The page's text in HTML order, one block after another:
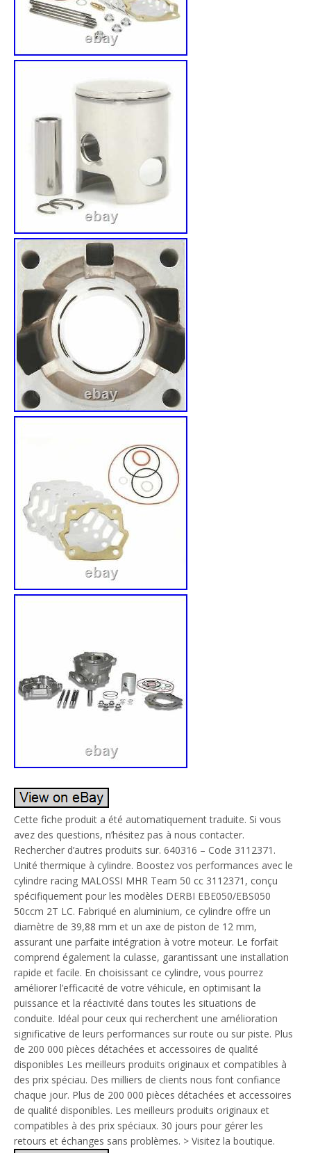
Cette fiche produit a été automatiquement traduite. Si vous
avez des questions, n’hésitez pas à nous contacter.
Rechercher d’autres produits sur. 640316 – Code 3112371.
Unité thermique à cylindre. Boostez vos performances avec le
cylindre racing MALOSSI MHR Team 50 cc 3112371, conçu
spécifiquement pour les modèles DERBI EBE050/EBS050
50ccm 2T LC. Fabriqué en aluminium, ce cylindre offre un
diamètre de 39,88 mm et un axe de piston de 12 mm,
assurant une parfaite intégration à votre moteur. Le forfait
comprend également la culasse, garantissant une installation
rapide et facile. En choisissant ce cylindre, vous pourrez
améliorer l’efficacité de votre véhicule, en optimisant la
puissance et la réactivité dans toutes les situations de
conduite. Idéal pour ceux qui recherchent une amélioration
significative de leurs performances sur route ou sur piste. Plus
de 200 000 pièces détachées et accessoires de qualité
disponibles Les meilleurs produits originaux et compatibles à
des prix spéciau. Des milliers de clients nous font confiance
chaque jour. Plus de 200 000 pièces détachées et accessoires
de qualité disponibles. Les meilleurs produits originaux et
compatibles à des prix spéciaux. 30 jours pour gérer les
retours et échanges sans problèmes. > Visitez la boutique.